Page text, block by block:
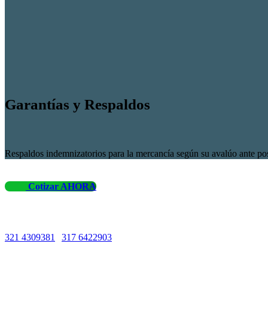
Garantías y Respaldos
Respaldos indemnizatorios para la mercancía según su avalúo ante
Cotizar AHORA
321 4309381 317 6422903